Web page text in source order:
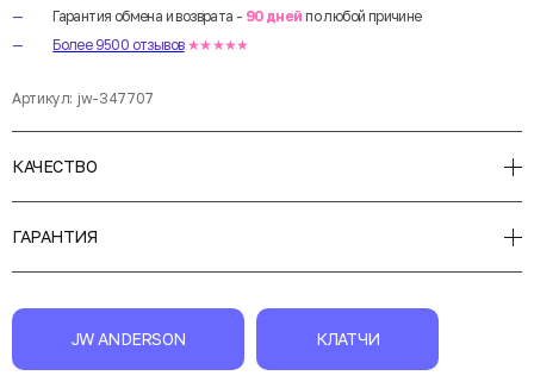
Гарантия обмена и возврата - 90 дней по любой причине
Более 9500 отзывов ★★★★★
Артикул: jw-347707
КАЧЕСТВО
ГАРАНТИЯ
JW ANDERSON КЛАТЧИ